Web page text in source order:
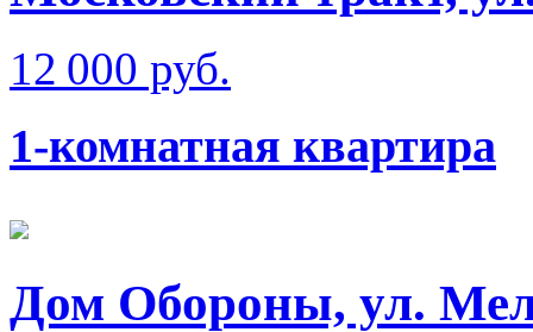
12 000 руб.
1-комнатная квартира
Дом Обороны, ул.